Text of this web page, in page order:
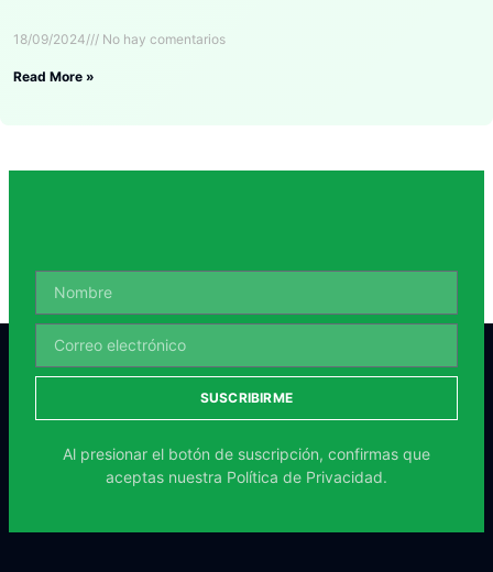
18/09/2024 No hay comentarios
Read More »
SUSCRIBIRME
Al presionar el botón de suscripción, confirmas que
aceptas nuestra Política de Privacidad.